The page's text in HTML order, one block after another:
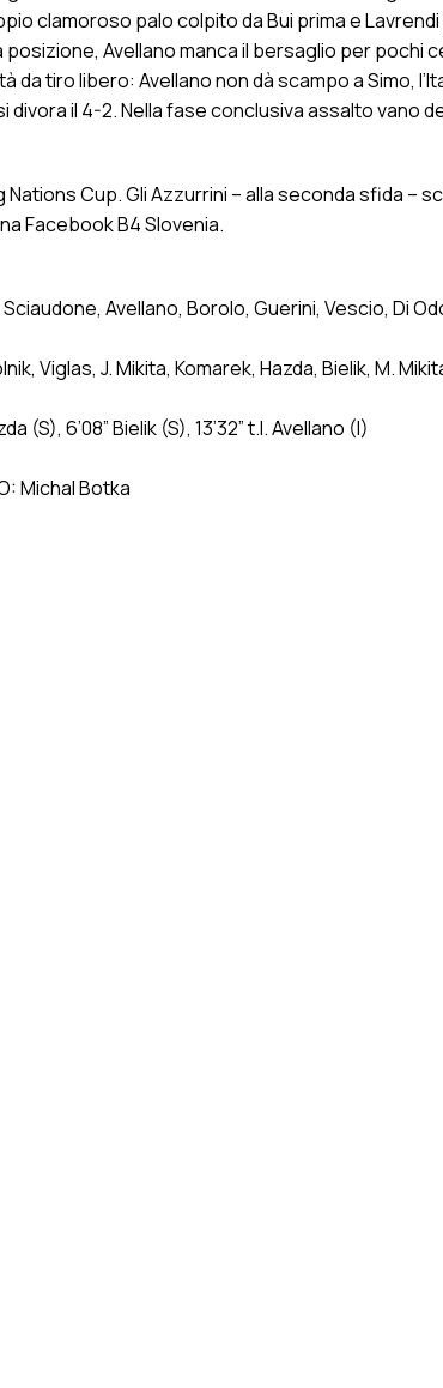
clamoroso palo colpito da Bui prima e Lavrendi
Avellano manca il bersaglio per pochi
tiro libero: Avellano non dà scampo a Simo,
il 4-2. Nella fase conclusiva assalto vano
Cup. Gli Azzurrini – alla seconda sfida –
Facebook B4 Slovenia.
Avellano, Borolo, Guerini, Vescio, Di
Viglas, J. Mikita, Komarek, Hazda, Bielik, M.
(S), 6’08” Bielik (S), 13’32” t.l. Avellano (I)
Michal Botka